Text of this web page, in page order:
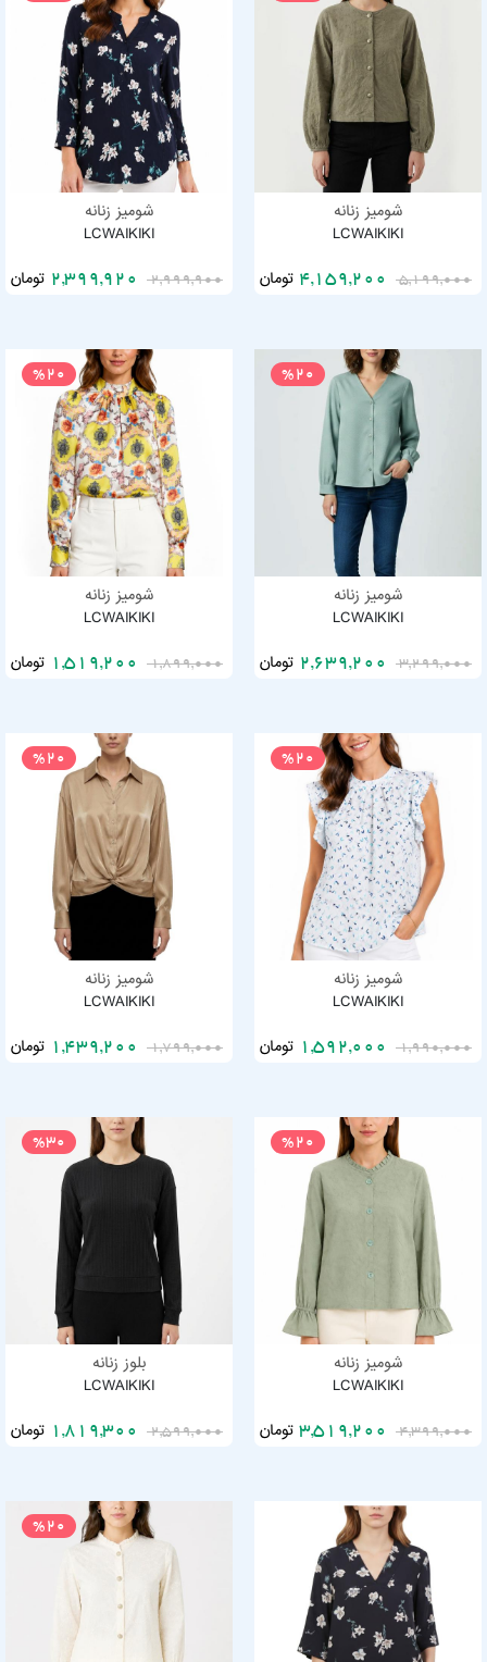
شومیز زنانه
LCWAIKIKI
5,199,000 تومان
شومیز زنانه
LCWAIKIKI
2,999,900 تومان
%20
شومیز زنانه
LCWAIKIKI
3,299,000 تومان
%20
شومیز زنانه
LCWAIKIKI
1,899,000 تومان
%20
شومیز زنانه
LCWAIKIKI
1,990,000 تومان
%20
شومیز زنانه
LCWAIKIKI
1,799,000 تومان
%20
شومیز زنانه
LCWAIKIKI
4,399,000 تومان
%30
بلوز زنانه
LCWAIKIKI
2,599,000 تومان
%20